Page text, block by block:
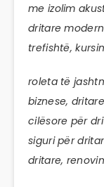
me izolim
dritare
trefishtë,
roleta të
biznese,
cilësore për
siguri për
dritare,